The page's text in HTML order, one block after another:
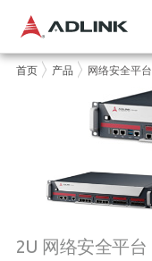
首页 产品 网络安全平台
2U 网络安全平台